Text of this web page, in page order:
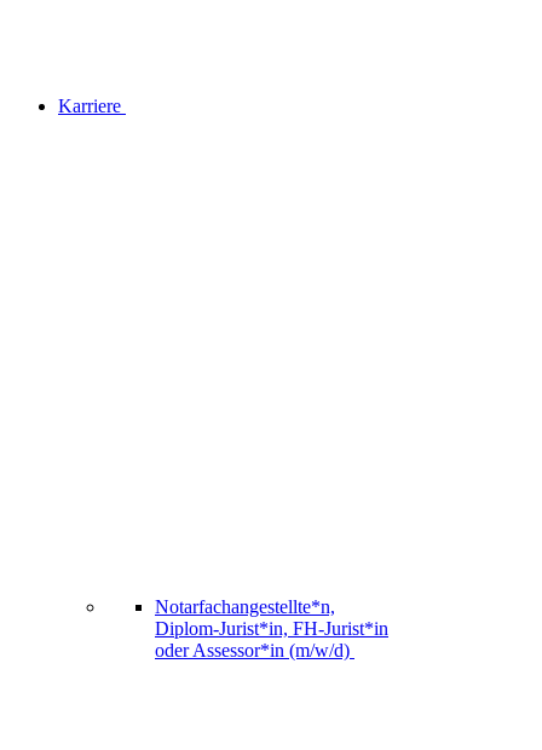
Karriere
Notarfachangestellte*n,
Diplom-Jurist*in, FH-Jurist*in
oder Assessor*in (m/w/d)